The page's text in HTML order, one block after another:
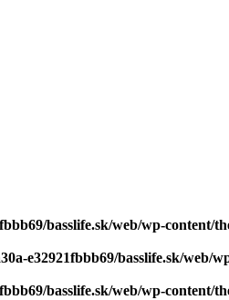
basslife.sk/web/wp-content/
e32921fbbb69/basslife.sk/web/
basslife.sk/web/wp-content/